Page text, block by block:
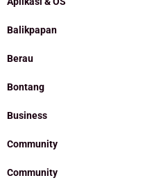
Balikpapan
Berau
Bontang
Business
Community
Community